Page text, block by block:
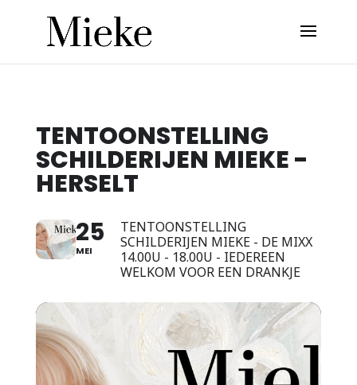
TENTOONSTELLING
SCHILDERIJEN MIEKE -
HERSELT
25
MEI
TENTOONSTELLING
SCHILDERIJEN MIEKE - DE MIXX
14.00U - 18.00U - IEDEREEN
WELKOM VOOR EEN DRANKJE